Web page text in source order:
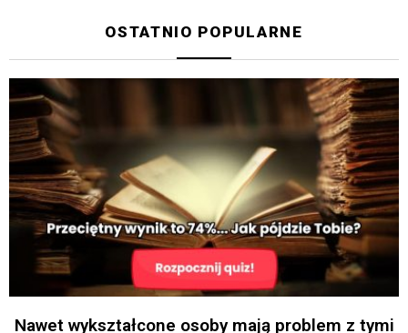
OSTATNIO POPULARNE
Nawet wykształcone osoby mają problem z tymi